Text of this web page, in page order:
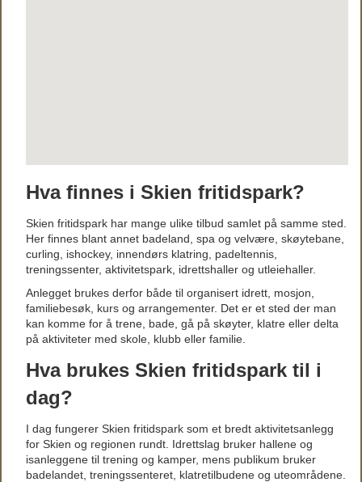
Hva finnes i Skien fritidspark?
Skien fritidspark har mange ulike tilbud samlet på samme sted.
Her finnes blant annet badeland, spa og velvære, skøytebane,
curling, ishockey, innendørs klatring, padeltennis,
treningssenter, aktivitetspark, idrettshaller og utleiehaller.
Anlegget brukes derfor både til organisert idrett, mosjon,
familiebesøk, kurs og arrangementer. Det er et sted der man
kan komme for å trene, bade, gå på skøyter, klatre eller delta
på aktiviteter med skole, klubb eller familie.
Hva brukes Skien fritidspark til i
dag?
I dag fungerer Skien fritidspark som et bredt aktivitetsanlegg
for Skien og regionen rundt. Idrettslag bruker hallene og
isanleggene til trening og kamper, mens publikum bruker
badelandet, treningssenteret, klatretilbudene og uteområdene.